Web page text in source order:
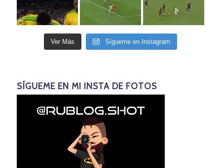
Ver Más Sígueme en Instagram
SÍGUEME EN MI INSTA DE FOTOS